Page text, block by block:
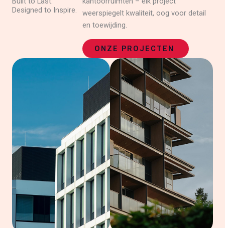
Designed to Inspire.
weerspiegelt kwaliteit, oog voor detail
en toewijding.
ONZE PROJECTEN